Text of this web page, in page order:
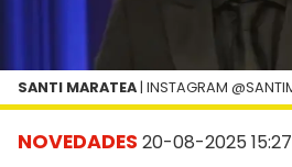
NOVEDADES 20-08-2025 15:27
SANTI MARATEA | INSTAGRAM